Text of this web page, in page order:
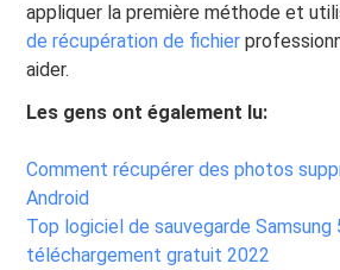
appliquer la première méthode et
de récupération de fichier
aider.
Les gens ont également lu:
Comment récupérer des photos
Android
Top logiciel de sauvegarde Samsung
téléchargement gratuit 2022